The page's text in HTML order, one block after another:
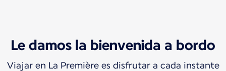
Le damos la bienvenida a bordo
Viajar en La Première es disfrutar a cada instante